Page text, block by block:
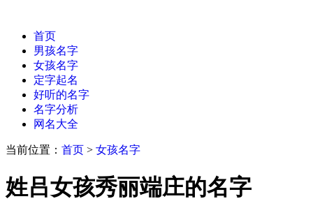
首页
男孩名字
女孩名字
定字起名
好听的名字
名字分析
网名大全
当前位置： 首页 > 女孩名字
姓吕女孩秀丽端庄的名字